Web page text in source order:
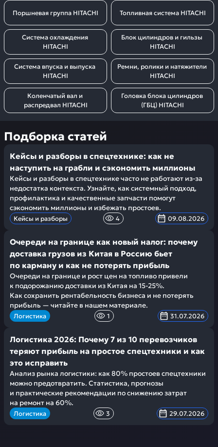
Поршневая группа HITACHI Топливная система HITACHI
Система охлаждения
HITACHI
Блок цилиндров и гильзы
HITACHI
Система впуска и выпуска
HITACHI
Ремни, ролики и натяжители
HITACHI
Коленчатый вал и
распредвал HITACHI
Головка блока цилиндров
(ГБЦ) HITACHI
Подборка статей
Кейсы и разборы в спецтехнике: как не
наступить на грабли и сэкономить миллионы
Кейсы и разборы в спецтехнике часто не работают из-за
недостатка контекста. Узнайте, как системный подход,
профилактика и качественные запчасти помогут
сэкономить миллионы и избежать простоев.
Кейсы и разборы 4 09.08.2026
Очереди на границе как новый налог: почему
доставка грузов из Китая в Россию бьет
по карману и как не потерять прибыль
Очереди на границе и рост цен на топливо привели
к подорожанию доставки из Китая на 15-25%.
Как сохранить рентабельность бизнеса и не потерять
прибыль — читайте в нашем материале.
Логистика 1 31.07.2026
Логистика 2026: Почему 7 из 10 перевозчиков
теряют прибыль на простое спецтехники и как
это исправить
Анализ рынка логистики: как 80% простоев спецтехники
можно предотвратить. Статистика, прогнозы
и практические рекомендации по снижению затрат
на ремонт на 60%.
Логистика 3 29.07.2026